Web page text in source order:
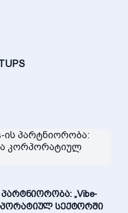
პარტნიორობა: „Vibe-
სექტორში